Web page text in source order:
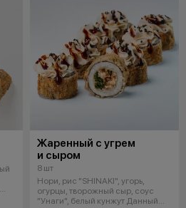
Жаренный с угрем
и сыром
8 шт
Нори, рис "SHINAKI", угорь,
огурцы, творожный сыр, соус
"Унаги", белый кунжут Данный